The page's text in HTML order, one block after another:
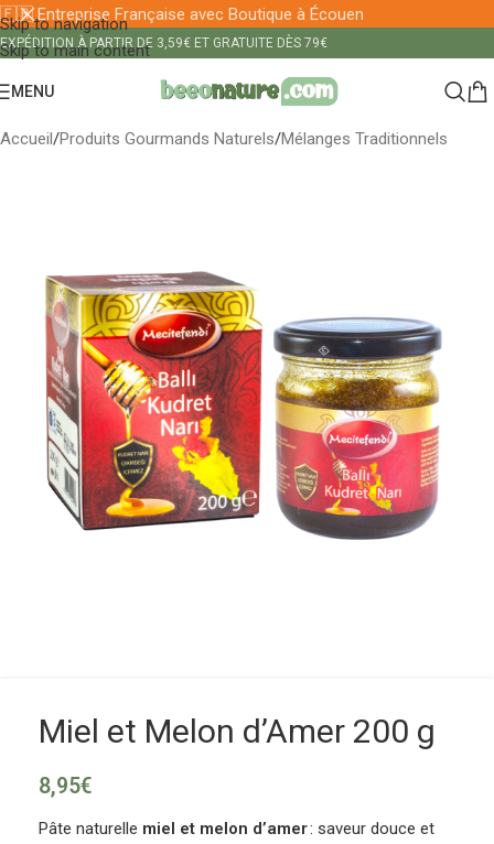
Skip to navigation
Skip to main content
🇫🇷 Entreprise Française avec Boutique à Écouen
EXPÉDITION À PARTIR DE 3,59€ ET GRATUITE DÈS 79€
MENU
Accueil/Produits Gourmands Naturels/Mélanges Traditionnels
Miel et Melon d’Amer 200 g
8,95€
Pâte naturelle miel et melon d’amer: saveur douce et